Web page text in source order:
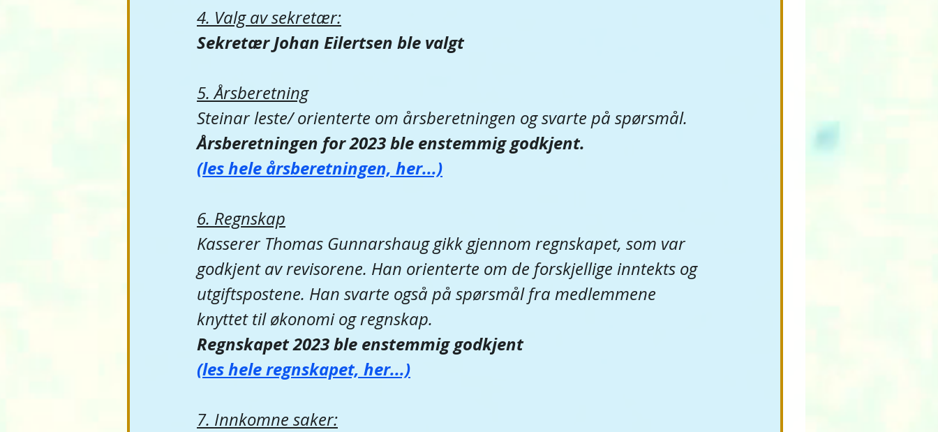
4. Valg av sekretær:
Sekretær Johan Eilertsen ble valgt
5. Årsberetning
Steinar leste/ orienterte om årsberetningen og svarte på spørsmål.
Årsberetningen for 2023 ble enstemmig godkjent.
(les hele årsberetningen, her...)
6. Regnskap
Kasserer Thomas Gunnarshaug gikk gjennom regnskapet, som var
godkjent av revisorene. Han orienterte om de forskjellige inntekts og
utgiftspostene. Han svarte også på spørsmål fra medlemmene
knyttet til økonomi og regnskap.
Regnskapet 2023 ble enstemmig godkjent
(les hele regnskapet, her...)
7. Innkomne saker: